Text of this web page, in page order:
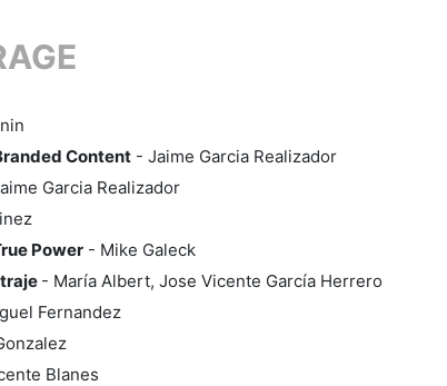
Content - Jaime Garcia Realizador
Garcia Realizador
Power - Mike Galeck
- María Albert, Jose Vicente García Herrero
Fernandez
Blanes